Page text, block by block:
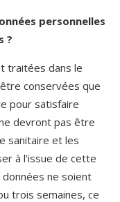
personnelles
?
traitées dans le
conservées que
pour satisfaire
devront pas être
sanitaire et les
à l’issue de cette
ne soient
trois semaines, ce